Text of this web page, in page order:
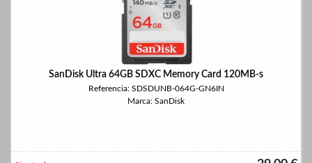
SanDisk Ultra 64GB SDXC Memory Card 120MB-s
Referencia: SDSDUNB-064G-GN6IN
Marca: SanDisk